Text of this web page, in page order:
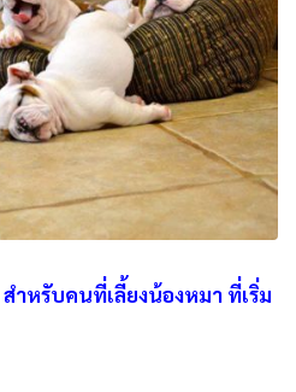
ำหรับคนที่เลี้ยงน้องหมา ที่เริ่ม